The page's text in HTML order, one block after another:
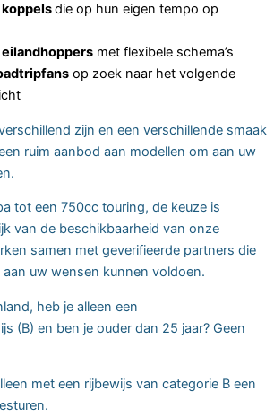
die op hun eigen tempo op
met flexibele schema’s
op zoek naar het volgende
zijn en een verschillende smaak
ruim aanbod aan modellen om aan uw
tot een 750cc touring, de keuze is
van de beschikbaarheid van onze
samen met geverifieerde partners die
uw wensen kunnen voldoen.
heb je alleen een
(B) en ben je ouder dan 25 jaar? Geen
met een rijbewijs van categorie B een